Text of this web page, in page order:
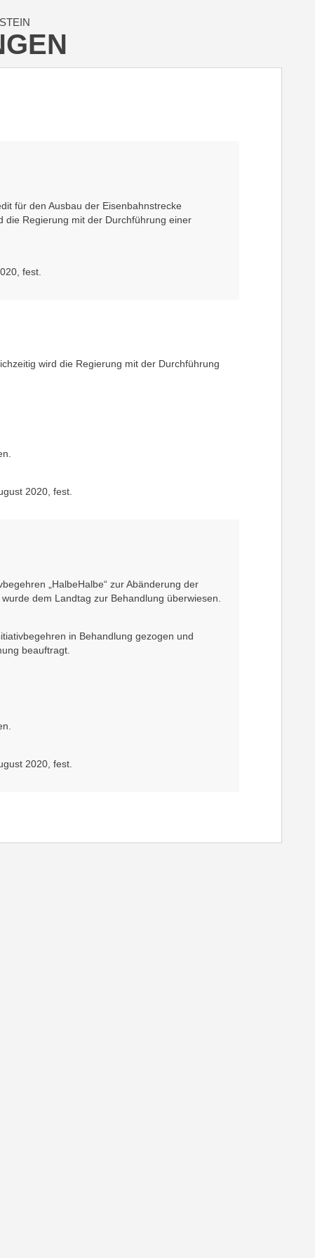
für den Ausbau der Eisenbahnstrecke
die Regierung mit der Durchführung einer
fest.
wird die Regierung mit der Durchführung
2020, fest.
„HalbeHalbe“ zur Abänderung der
dem Landtag zur Behandlung überwiesen.
in Behandlung gezogen und
beauftragt.
2020, fest.